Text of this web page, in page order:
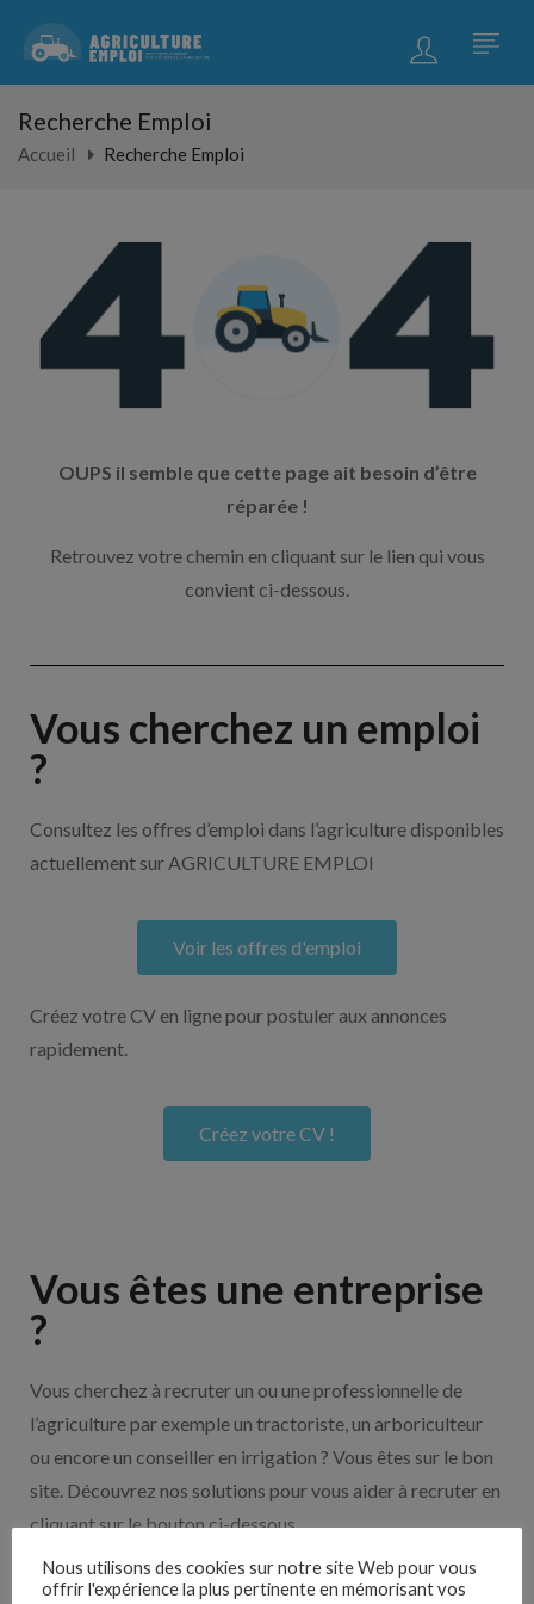
Recherche Emploi
Accueil Recherche Emploi
OUPS il semble que cette page ait besoin d’être
réparée !
Retrouvez votre chemin en cliquant sur le lien qui vous
convient ci-dessous.
Vous cherchez un emploi
?
Consultez les offres d’emploi dans l’agriculture disponibles
actuellement sur AGRICULTURE EMPLOI
Voir les offres d'emploi
Créez votre CV en ligne pour postuler aux annonces
rapidement.
Créez votre CV !
Vous êtes une entreprise
?
Vous cherchez à recruter un ou une professionnelle de
l’agriculture par exemple un tractoriste, un arboriculteur
ou encore un conseiller en irrigation ? Vous êtes sur le bon
site. Découvrez nos solutions pour vous aider à recruter en
cliquant sur le bouton ci-dessous.
Nos solutions entreprises
Nous utilisons des cookies sur notre site Web pour vous
offrir l'expérience la plus pertinente en mémorisant vos